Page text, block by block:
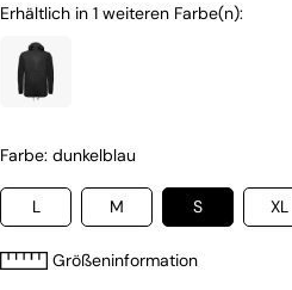
Erhältlich in 1 weiteren Farbe(n):
Farbe: dunkelblau
L M S XL
Größeninformation